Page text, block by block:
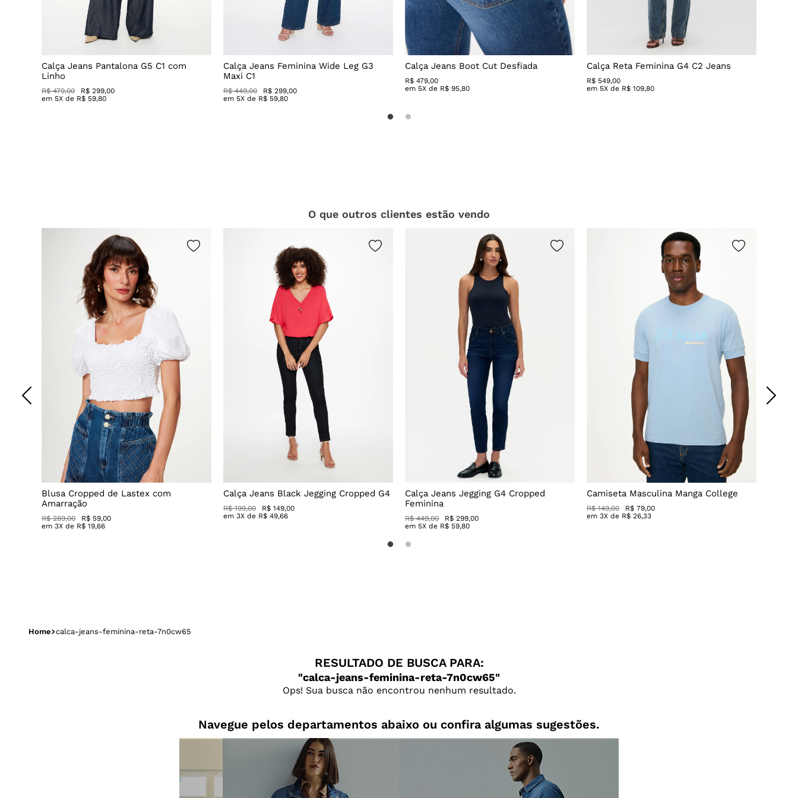
Calça Jeans Pantalona G5 C1 com
Linho
R$ 479,00
R$ 299,00
em 5X de R$ 59,80
Calça Jeans Feminina Wide Leg G3
Maxi C1
R$ 449,00
R$ 299,00
em 5X de R$ 59,80
Calça Jeans Boot Cut Desfiada
R$ 479,00
em 5X de R$ 95,80
Calça Reta Feminina G4 C2 Jeans
R$ 549,00
em 5X de R$ 109,80
O que outros clientes estão vendo
Blusa Cropped de Lastex com
Amarração
R$ 289,00
R$ 59,00
em 3X de R$ 19,66
Calça Jeans Black Jegging Cropped G4
R$ 199,00
R$ 149,00
em 3X de R$ 49,66
Calça Jeans Jegging G4 Cropped
Feminina
R$ 449,00
R$ 299,00
em 5X de R$ 59,80
Camiseta Masculina Manga College
R$ 149,00
R$ 79,00
em 3X de R$ 26,33
calca-jeans-feminina-reta-7n0cw65
RESULTADO DE BUSCA PARA:
calca-jeans-feminina-reta-7n0cw65
Ops! Sua busca não encontrou nenhum resultado.
Navegue pelos departamentos abaixo ou confira algumas sugestões.